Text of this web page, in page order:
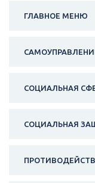
ГЛАВНОЕ МЕНЮ
СОЦИАЛЬНАЯ
СОЦИАЛЬНАЯ